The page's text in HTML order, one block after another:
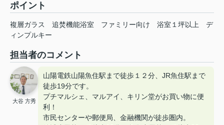
ポイント
複層ガラス 追焚機能浴室 ファミリー向け 浴室１坪以上
デ
ィンプルキー
担当者のコメント
大谷 方秀
山陽電鉄山陽魚住駅まで徒歩１２分、JR魚住駅まで
徒歩19分です。
プチマルシェ、マルアイ、キリン堂がお買い物に便
利！
市民センターや郵便局、金融機関が徒歩圏内。